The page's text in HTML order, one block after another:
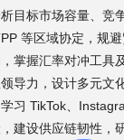
目标市场容量、竞
等区域协定，规
掌握汇率对冲工具
领导力，设计多元
习 TikTok、
，建设供应链韧性，